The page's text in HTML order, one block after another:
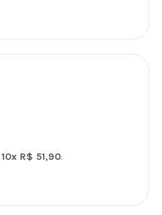
10x R$ 51,90.